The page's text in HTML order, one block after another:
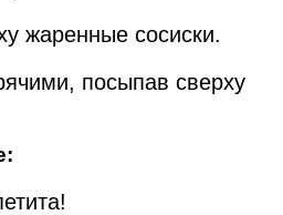
жаренные сосиски.
посыпав сверху